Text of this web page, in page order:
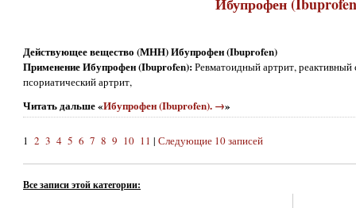
Действующее вещество (МНН) Ибупрофен (Ibuprofen)
Применение Ибупрофен (Ibuprofen):Ревматоидный артрит,
псориатический артрит,
Читать дальше «Ибупрофен (Ibuprofen). →»
1 2 3 4 5 6 7 8 9 10 11 | Следующие 10 записей
Все записи этой категории: